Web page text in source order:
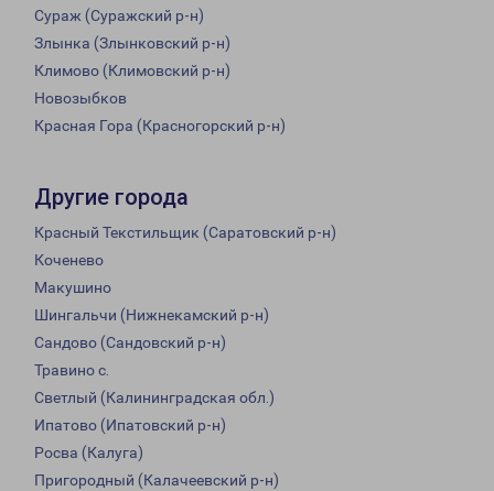
Сураж (Суражский р-н)
Злынка (Злынковский р-н)
Климово (Климовский р-н)
Новозыбков
Красная Гора (Красногорский р-н)
Другие города
Красный Текстильщик (Саратовский р-н)
Коченево
Макушино
Шингальчи (Нижнекамский р-н)
Сандово (Сандовский р-н)
Травино с.
Светлый (Калининградская обл.)
Ипатово (Ипатовский р-н)
Росва (Калуга)
Пригородный (Калачеевский р-н)